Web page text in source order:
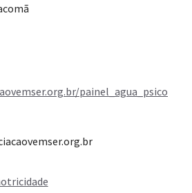
painel_agua_psico